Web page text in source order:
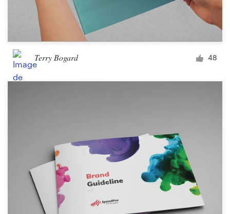
Terry Bogard 48